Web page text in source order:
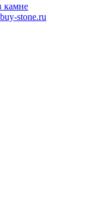
камне
stone.ru